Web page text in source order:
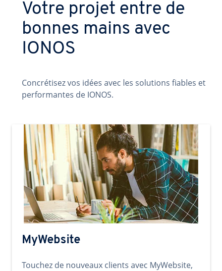
Votre projet entre de
bonnes mains avec
IONOS
Concrétisez vos idées avec les solutions fiables et
performantes de IONOS.
MyWebsite
Touchez de nouveaux clients avec MyWebsite,